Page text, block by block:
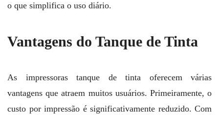
o que simplifica o uso diário.
Vantagens do Tanque de Tinta
As impressoras tanque de tinta oferecem várias
vantagens que atraem muitos usuários. Primeiramente, o
custo por impressão é significativamente reduzido. Com